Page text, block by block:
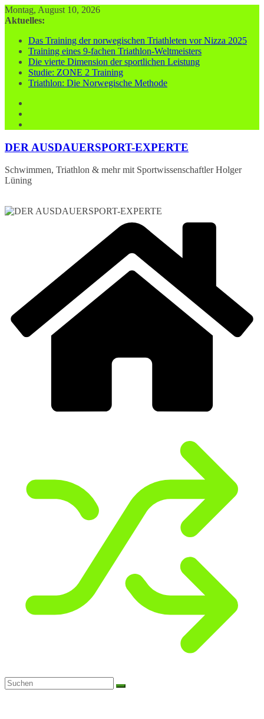
Zum
Inhalt
Montag, August 10, 2026
Aktuelles:
Das Training der norwegischen Triathleten vor Nizza 2025
Training eines 9-fachen Triathlon-Weltmeisters
Die vierte Dimension der sportlichen Leistung
Studie: ZONE 2 Training
Triathlon: Die Norwegische Methode
DER AUSDAUERSPORT-EXPERTE
Schwimmen, Triathlon & mehr mit Sportwissenschaftler Holger
Lüning